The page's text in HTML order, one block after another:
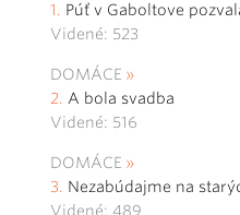
Púť v Gaboltove
Videné: 523
DOMÁCE
A bola svadba
Videné: 516
DOMÁCE
Nezabúdajme na
Videné: 489